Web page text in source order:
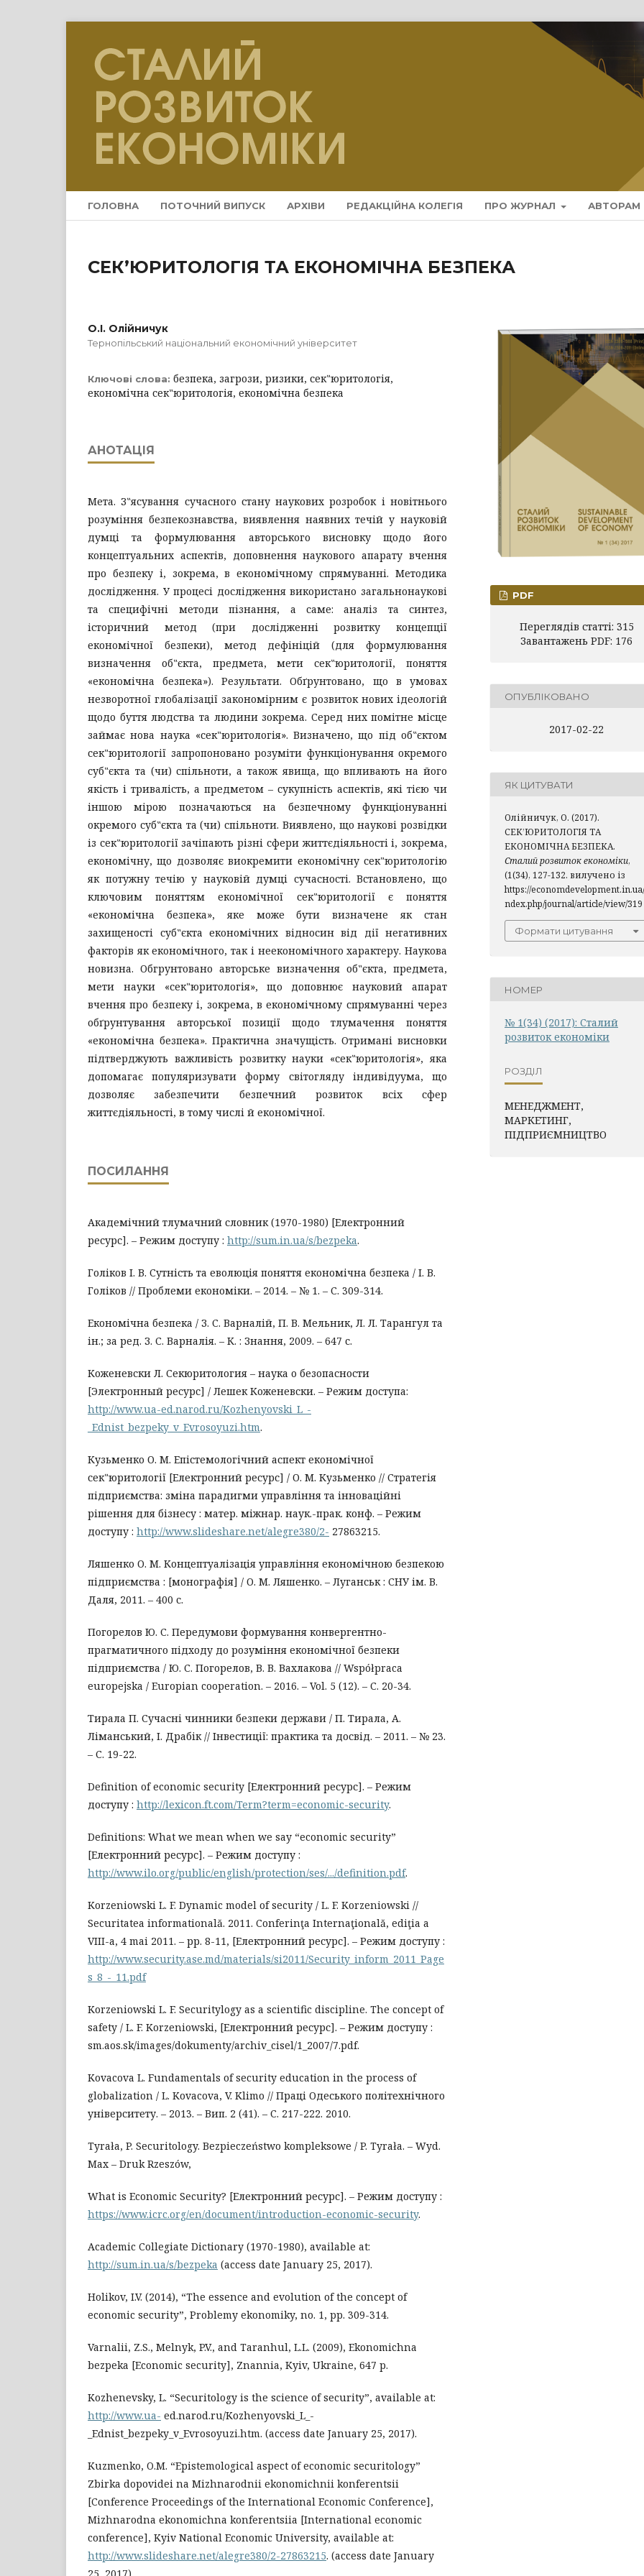
ГОЛОВНА ПОТОЧНИЙ ВИПУСК АРХІВИ РЕДАКЦІЙНА КОЛЕГІЯ ПРО ЖУРНАЛ АВТОРАМ
СЕК’ЮРИТОЛОГІЯ ТА ЕКОНОМІЧНА БЕЗПЕКА
О.І. Олійничук
Тернопільський національний економічний університет
Ключові слова: безпека, загрози, ризики, сек‟юритологія,
економічна сек‟юритологія, економічна безпека
АНОТАЦІЯ
Мета. З‟ясування сучасного стану наукових розробок і новітнього
розуміння безпекознавства, виявлення наявних течій у науковій
думці та формулювання авторського висновку щодо його
концептуальних аспектів, доповнення наукового апарату вчення
про безпеку і, зокрема, в економічному спрямуванні. Методика
дослідження. У процесі дослідження використано загальнонаукові
та специфічні методи пізнання, а саме: аналіз та синтез,
історичний метод (при дослідженні розвитку концепції
економічної безпеки), метод дефініцій (для формулювання
визначення об‟єкта, предмета, мети сек‟юритології, поняття
«економічна безпека»). Результати. Обґрунтовано, що в умовах
незворотної глобалізації закономірним є розвиток нових ідеологій
щодо буття людства та людини зокрема. Серед них помітне місце
займає нова наука «сек‟юритологія». Визначено, що під об‟єктом
сек‟юритології запропоновано розуміти функціонування окремого
суб‟єкта та (чи) спільноти, а також явища, що впливають на його
якість і тривалість, а предметом – сукупність аспектів, які тією чи
іншою мірою позначаються на безпечному функціонуванні
окремого суб‟єкта та (чи) спільноти. Виявлено, що наукові розвідки
із сек‟юритології зачіпають різні сфери життєдіяльності і, зокрема,
економічну, що дозволяє виокремити економічну сек‟юритологію
як потужну течію у науковій думці сучасності. Встановлено, що
ключовим поняттям економічної сек‟юритології є поняття
«економічна безпека», яке може бути визначене як стан
захищеності суб‟єкта економічних відносин від дії негативних
факторів як економічного, так і неекономічного характеру. Наукова
новизна. Обгрунтовано авторське визначення об‟єкта, предмета,
мети науки «сек‟юритологія», що доповнює науковий апарат
вчення про безпеку і, зокрема, в економічному спрямуванні через
обґрунтування авторської позиції щодо тлумачення поняття
«економічна безпека». Практична значущість. Отримані висновки
підтверджують важливість розвитку науки «сек‟юритологія», яка
допомагає популяризувати форму світогляду індивідуума, що
дозволяє забезпечити безпечний розвиток всіх сфер
життєдіяльності, в тому числі й економічної.
ПОСИЛАННЯ
Академічний тлумачний словник (1970-1980) [Електронний
ресурс]. – Режим доступу : http://sum.in.ua/s/bezpeka.
Голіков І. В. Сутність та еволюція поняття економічна безпека / І. В.
Голіков // Проблеми економіки. – 2014. – № 1. – С. 309-314.
Економічна безпека / З. С. Варналій, П. В. Мельник, Л. Л. Тарангул та
ін.; за ред. З. С. Варналія. – К. : Знання, 2009. – 647 с.
Коженевски Л. Секюритология – наука о безопасности
[Электронный ресурс] / Лешек Коженевски. – Режим доступа:
http://www.ua-ed.narod.ru/Kozhenyovski_L_-
_Ednist_bezpeky_v_Evrosoyuzi.htm.
Кузьменко О. М. Епістемологічний аспект економічної
сек‟юритології [Електронний ресурс] / О. М. Кузьменко // Стратегія
підприємства: зміна парадигми управління та інноваційні
рішення для бізнесу : матер. міжнар. наук.-прак. конф. – Режим
доступу : http://www.slideshare.net/alegre380/2- 27863215.
Ляшенко О. М. Концептуалізація управління економічною безпекою
підприємства : [монографія] / О. М. Ляшенко. – Луганськ : СНУ ім. В.
Даля, 2011. – 400 с.
Погорелов Ю. С. Передумови формування конвергентно-
прагматичного підходу до розуміння економічної безпеки
підприємства / Ю. С. Погорелов, В. В. Вахлакова // Współpraca
europejska / Europian cooperation. – 2016. – Vol. 5 (12). – С. 20-34.
Тирала П. Сучасні чинники безпеки держави / П. Тирала, А.
Ліманський, І. Драбік // Інвестиції: практика та досвід. – 2011. – № 23.
– С. 19-22.
Definition of economic security [Електронний ресурс]. – Режим
доступу : http://lexicon.ft.com/Term?term=economic-security.
Definitions: What we mean when we say “economic security”
[Електронний ресурс]. – Режим доступу :
http://www.ilo.org/public/english/protection/ses/.../definition.pdf.
Korzeniowski L. F. Dynamic model of security / L. F. Korzeniowski //
Securitatea informatională. 2011. Conferinţa Internaţională, ediţia a
VIII-a, 4 mai 2011. – рр. 8-11, [Електронний ресурс]. – Режим доступу :
http://www.security.ase.md/materials/si2011/Security_inform_2011_Page
s_8_-_11.pdf
Korzeniowski L. F. Securitylogy as a scientific discipline. The concept of
safety / L. F. Korzeniowski, [Електронний ресурс]. – Режим доступу :
sm.aos.sk/images/dokumenty/archiv_cisel/1_2007/7.pdf.
Kovacova L. Fundamentals of security education in the process of
globalization / L. Kovacova, V. Klimo // Праці Одеського політехнічного
університету. – 2013. – Вип. 2 (41). – С. 217-222. 2010.
Tyrała, P. Securitology. Bezpieczeństwo kompleksowe / P. Tyrała. – Wyd.
Max – Druk Rzeszów,
What is Economic Security? [Електронний ресурс]. – Режим доступу :
https://www.icrc.org/en/document/introduction-economic-security.
Academic Collegiate Dictionary (1970-1980), available at:
http://sum.in.ua/s/bezpeka (access date January 25, 2017).
Holikov, I.V. (2014), “The essence and evolution of the concept of
economic security”, Problemy ekonomiky, no. 1, pp. 309-314.
Varnalii, Z.S., Melnyk, P.V., and Taranhul, L.L. (2009), Ekonomichna
bezpeka [Economic security], Znannia, Kyiv, Ukraine, 647 p.
Kozhenevsky, L. “Securitology is the science of security”, available at:
http://www.ua- ed.narod.ru/Kozhenyovski_L_-
_Ednist_bezpeky_v_Evrosoyuzi.htm. (access date January 25, 2017).
Kuzmenko, O.M. “Epistemological aspect of economic securitology”
Zbirka dopovidei na Mizhnarodnii ekonomichnii konferentsii
[Conference Proceedings of the International Economic Conference],
Mizhnarodna ekonomichna konferentsiia [International economic
conference], Kyiv National Economic University, available at:
http://www.slideshare.net/alegre380/2-27863215. (access date January
PDF
Переглядів статті: 315
Завантажень PDF: 176
ОПУБЛІКОВАНО
2017-02-22
ЯК ЦИТУВАТИ
Олійничук, О. (2017).
СЕК’ЮРИТОЛОГІЯ ТА
ЕКОНОМІЧНА БЕЗПЕКА.
Сталий розвиток економіки,
(1(34), 127-132. вилучено із
https://
ndex.php/journal/article/view/319
Формати цитування
НОМЕР
№ 1(34) (2017): Сталий
розвиток економіки
РОЗДІЛ
МЕНЕДЖМЕНТ,
МАРКЕТИНГ,
ПІДПРИЄМНИЦТВО